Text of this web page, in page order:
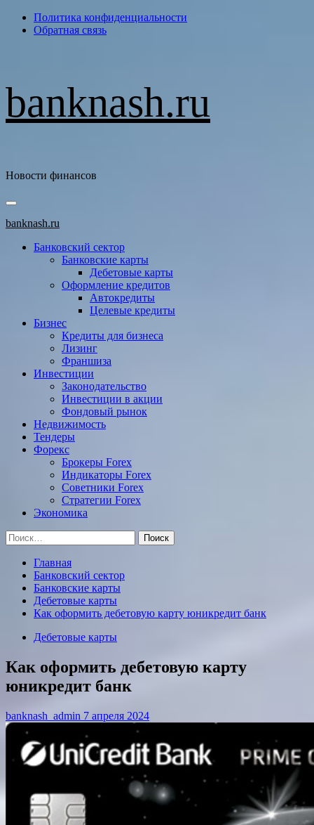
ПерейтиПолитика конфиденциальности
Обратная связь
banknash.ru
Новости финансов
Основное
меню
banknash.ru
Банковский сектор
Банковские карты
Дебетовые карты
Оформление кредитов
Автокредиты
Целевые кредиты
Бизнес
Кредиты для бизнеса
Лизинг
Франшиза
Инвестиции
Законодательство
Инвестиции в акции
Фондовый рынок
Недвижимость
Тендеры
Форекс
Брокеры Forex
Индикаторы Forex
Советники Forex
Стратегии Forex
Экономика
Найти:
Главная
Банковский сектор
Банковские карты
Дебетовые карты
Как оформить дебетовую карту юникредит банк
Дебетовые карты
Как оформить дебетовую карту
юникредит банк
banknash_admin 7 апреля 2024